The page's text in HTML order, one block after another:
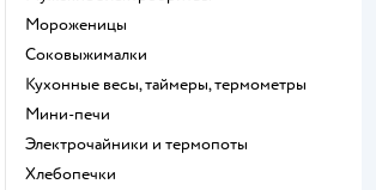
мороженицы
соковыжималки
кухонные весы, таймеры, термометры
мини-печи
электрочайники и термопоты
хлебопечки